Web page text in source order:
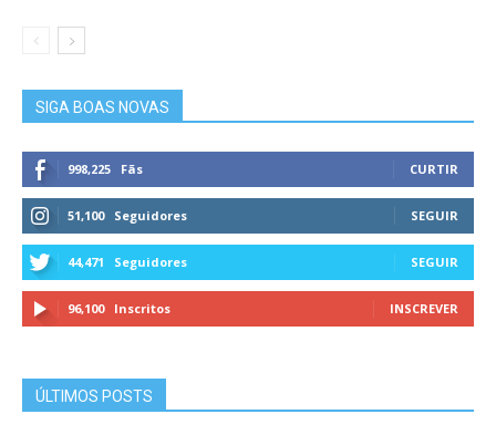
SIGA BOAS NOVAS
998,225 Fãs CURTIR
51,100 Seguidores SEGUIR
44,471 Seguidores SEGUIR
96,100 Inscritos INSCREVER
ÚLTIMOS POSTS